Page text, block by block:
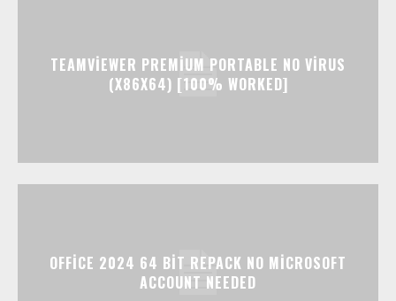
TEAMVIEWER PREMIUM PORTABLE NO VIRUS
(X86X64) [100% WORKED]
OFFICE 2024 64 BIT REPACK NO MICROSOFT
ACCOUNT NEEDED